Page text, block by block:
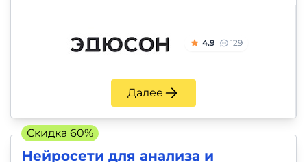
4.9 129
Далее
Нейросети для анализа и
Скидка 60%